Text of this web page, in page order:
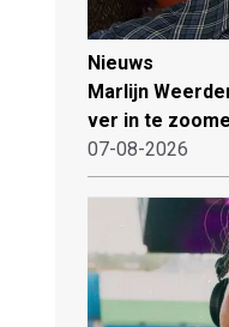
Nieuws
Marlijn
ver in te
07-08-2026